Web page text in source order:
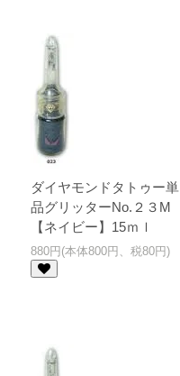
ダイヤモンドタトゥー単
品グリッターNo.２３M
【ネイビー】15ｍｌ
880円(本体800円、税80円)